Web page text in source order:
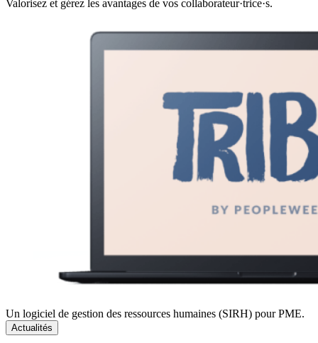
Valorisez et gérez les avantages de vos collaborateur·trice·s.
Un logiciel de gestion des ressources humaines (SIRH) pour PME.
Actualités